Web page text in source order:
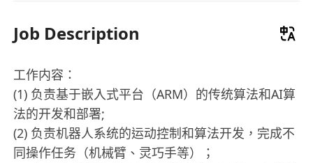
Job Description
工作内容：
(1) 负责基于嵌入式平台（ARM）的传统算法和AI算
法的开发和部署;
(2) 负责机器人系统的运动控制和算法开发，完成不
同操作任务（机械臂、灵巧手等）；